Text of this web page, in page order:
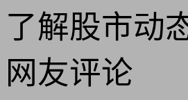
了解股市动
网友评论